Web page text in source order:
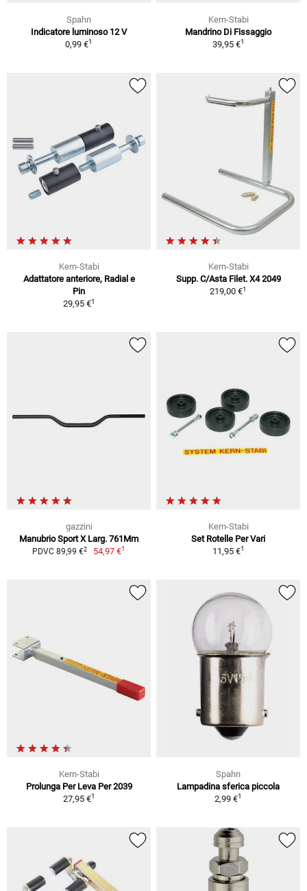
Spahn
Indicatore luminoso 12 V
0,99 €1
Kern-Stabi
Mandrino Di Fissaggio
39,95 €1
Kern-Stabi
Adattatore anteriore, Radial e
Pin
29,95 €1
Kern-Stabi
Supp. C/Asta Filet. X4 2049
219,00 €1
gazzini
Manubrio Sport X Larg. 761Mm
PDVC 89,99 €2 54,97 €1
Kern-Stabi
Set Rotelle Per Vari
11,95 €1
Kern-Stabi
Prolunga Per Leva Per 2039
27,95 €1
Spahn
Lampadina sferica piccola
2,99 €1